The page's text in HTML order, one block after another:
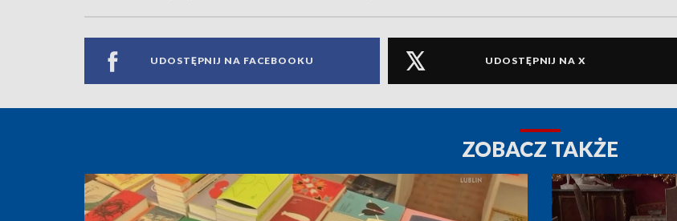
UDOSTĘPNIJ NA FACEBOOKU UDOSTĘPNIJ NA X
ZOBACZ TAKŻE